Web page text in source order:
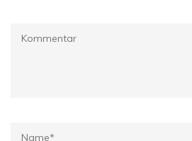
Kommentar
Name*